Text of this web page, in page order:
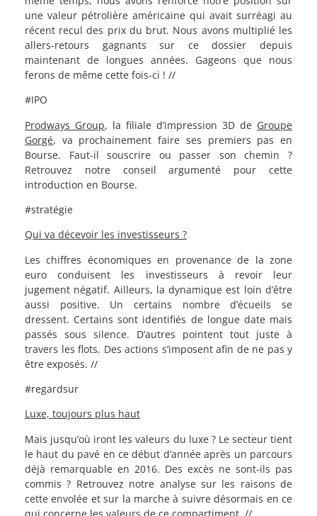
une valeur pétrolière américaine qui avait surréagi au
récent recul des prix du brut. Nous avons multiplié les
allers-retours gagnants sur ce dossier depuis
maintenant de longues années. Gageons que nous
ferons de même cette fois-ci ! //
#IPO
Prodways Group, la filiale d’impression 3D de Groupe
Gorgé, va prochainement faire ses premiers pas en
Bourse. Faut-il souscrire ou passer son chemin ?
Retrouvez notre conseil argumenté pour cette
introduction en Bourse.
#stratégie
Qui va décevoir les investisseurs ?
Les chiffres économiques en provenance de la zone
euro conduisent les investisseurs à revoir leur
jugement négatif. Ailleurs, la dynamique est loin d’être
aussi positive. Un certains nombre d’écueils se
dressent. Certains sont identifiés de longue date mais
passés sous silence. D’autres pointent tout juste à
travers les flots. Des actions s’imposent afin de ne pas y
être exposés. //
#regardsur
Luxe, toujours plus haut
Mais jusqu’où iront les valeurs du luxe ? Le secteur tient
le haut du pavé en ce début d’année après un parcours
déjà remarquable en 2016. Des excès ne sont-ils pas
commis ? Retrouvez notre analyse sur les raisons de
cette envolée et sur la marche à suivre désormais en ce